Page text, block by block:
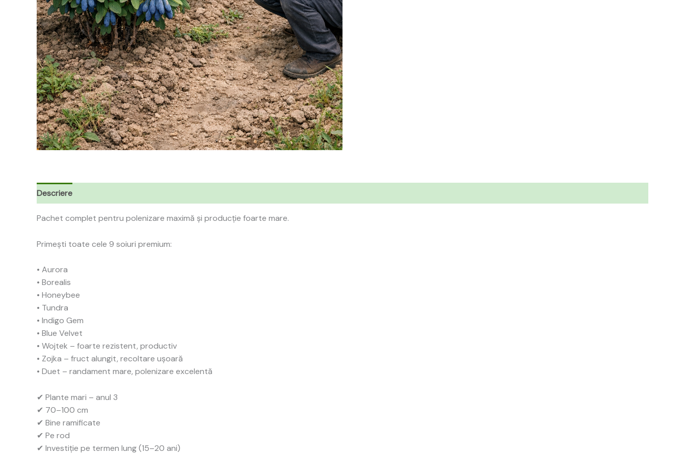
Descriere
Pachet complet pentru polenizare maximă și producție foarte mare.
Primești toate cele 9 soiuri premium:
• Aurora
• Borealis
• Honeybee
• Tundra
• Indigo Gem
• Blue Velvet
• Wojtek – foarte rezistent, productiv
• Zojka – fruct alungit, recoltare ușoară
• Duet – randament mare, polenizare excelentă
✔ Plante mari – anul 3
✔ 70–100 cm
✔ Bine ramificate
✔ Pe rod
✔ Investiție pe termen lung (15–20 ani)